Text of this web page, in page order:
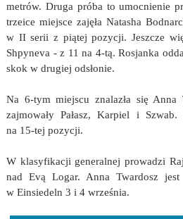
metrów. Druga próba to umocnienie
trzeice miejsce zajęła Natasha
w II serii z piątej pozycji. Jeszcze
Shpyneva - z 11 na 4-tą. Rosjanka
skok w drugiej odsłonie.
Na 6-tym miejscu znalazła się Anna
zajmowały Pałasz, Karpiel i
na 15-tej pozycji.
W klasyfikacji generalnej prowadzi
nad Evą Logar. Anna Twardosz
w Einsiedeln 3 i 4 września.